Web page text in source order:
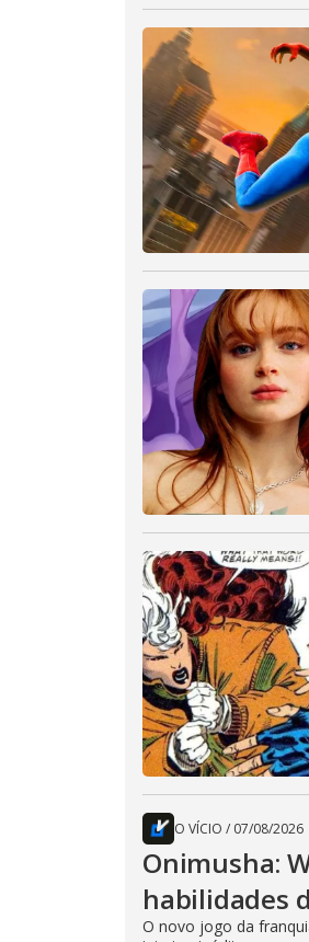
O VÍCIO / 07/08/2026
Onimusha:
habilidades
O novo jogo da